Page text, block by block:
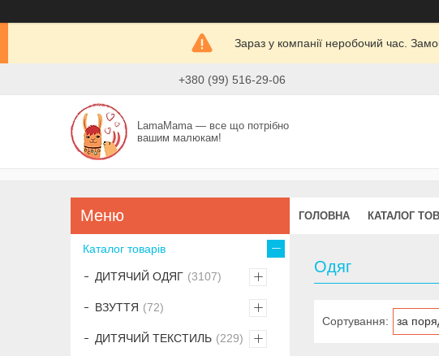
Зараз у компанії неробочий час.
+380 (99) 516-29-06
LamaMama — все що потрібно
вашим малюкам!
ГОЛОВНА КАТАЛОГ
Одяг
Каталог товарів
ДИТЯЧИЙ ОДЯГ 3107
ВЗУТТЯ 72
ДИТЯЧИЙ ТЕКСТИЛЬ 229